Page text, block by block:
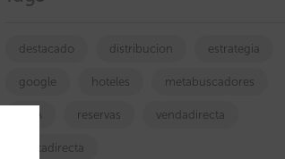
destacado distribucion estrategia
google hoteles metabuscadores
OTA reservas vendadirecta
ventadirecta